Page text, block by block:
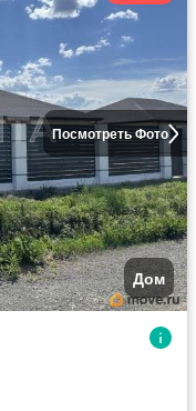
Посмотреть Фото
Дом